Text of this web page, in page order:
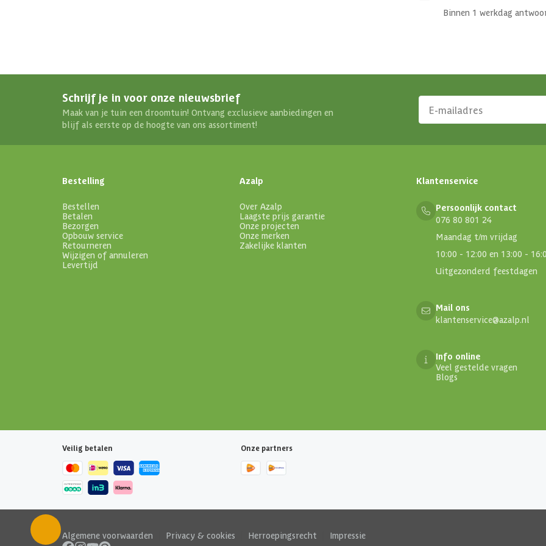
Binnen 1 werkdag
Schrijf je in voor onze nieuwsbrief
Maak van je tuin een droomtuin! Ontvang exclusieve aanbiedingen en
blijf als eerste op de hoogte van ons assortiment!
Bestelling
Bestellen
Betalen
Bezorgen
Opbouw service
Retourneren
Wijzigen of annuleren
Levertijd
Azalp
Over Azalp
Laagste prijs garantie
Onze projecten
Onze merken
Zakelijke klanten
Klantenservice
Persoonlijk contact
076 80 801 24
Maandag t/m vrijdag
10:00 - 12:00 en 13:00 -
Uitgezonderd feestdagen
Mail ons
klantenservice@azalp.nl
Info online
Veel gestelde vragen
Blogs
Veilig betalen Onze partners
Algemene voorwaarden Privacy & cookies Herroepingsrecht Impressie